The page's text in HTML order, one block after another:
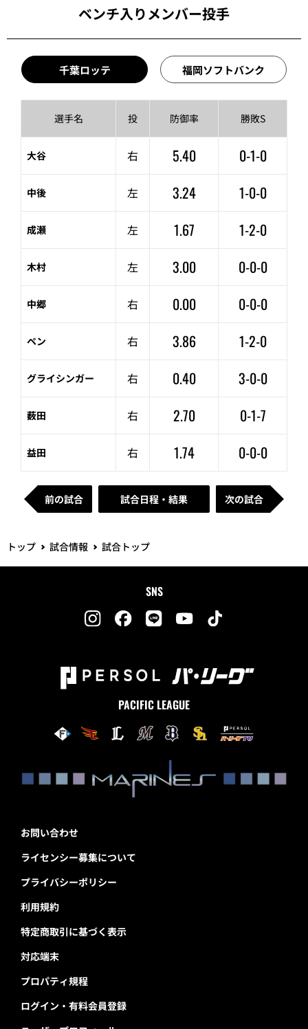
ベンチ入りメンバー投手
千葉ロッテ 福岡ソフトバンク
選手名 投 防御率 勝敗S
大谷 右 5.40 0-1-0
中後 左 3.24 1-0-0
成瀬 左 1.67 1-2-0
木村 左 3.00 0-0-0
中郷 右 0.00 0-0-0
ペン 右 3.86 1-2-0
グライシンガー 右 0.40 3-0-0
薮田 右 2.70 0-1-7
益田 右 1.74 0-0-0
前の試合 試合日程・結果 次の試合
トップ 試合情報 試合トップ
SNS
PACIFIC LEAGUE
お問い合わせ
ライセンシー募集について
プライバシーポリシー
利用規約
特定商取引に基づく表示
対応端末
プロパティ規程
ログイン・有料会員登録